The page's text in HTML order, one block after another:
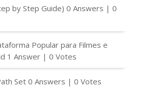
by Step Guide) 0 Answers | 0
Popular para Filmes e
1 Answer | 0 Votes
Set 0 Answers | 0 Votes